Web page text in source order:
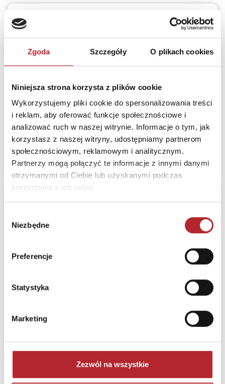
Zgoda Szczegóły O plikach cookies
Niniejsza strona korzysta z plików cookie
Wykorzystujemy pliki cookie do spersonalizowania treści
i reklam, aby oferować funkcje społecznościowe i
analizować ruch w naszej witrynie. Informacje o tym, jak
korzystasz z naszej witryny, udostępniamy partnerom
społecznościowym, reklamowym i analitycznym.
Partnerzy mogą połączyć te informacje z innymi danymi
otrzymanymi od Ciebie lub uzyskanymi podczas
korzystania z ich usług.
zgody
Niezbędne
Preferencje
Statystyka
Marketing
Zezwól na wszystkie
Wyczerpany
Nowe zasady
marketingu i PR. Jak
poprzez social
content marketing,
newsjacking oraz
sztuczną
inteligencję dotrzeć
bezpośrednio do
kupujących
MT Biznes
Sugerowana cena detaliczna
(brutto):
79,91
Człowiek na
rozdrożu sztuczna
inteligencja  25
49,00zł
Zaloguj się, żeby kupić